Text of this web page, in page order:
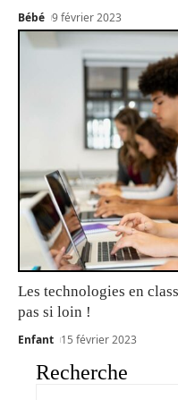
Bébé 9 février 2023
Les technologies en
pas si loin !
Enfant 15 février 2023
Recherche